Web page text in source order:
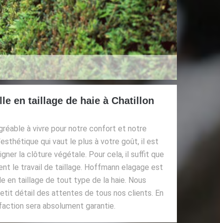
en taillage de haie à Chatillon
à vivre pour notre confort et notre
qui vaut le plus à votre goût, il est
la clôture végétale. Pour cela, il suffit que
le travail de taillage. Hoffmann elagage est
en taillage de tout type de la haie. Nous
détail des attentes de tous nos clients. En
sera absolument garantie.